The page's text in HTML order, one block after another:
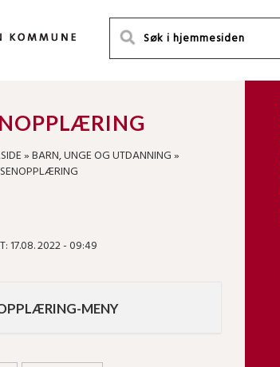
»BARN, UNGE OG UTDANNING»
17.08. 2022 - 09:49
MENY